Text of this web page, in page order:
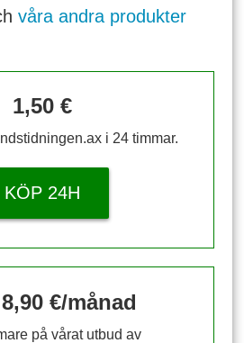
våra andra produkter
1,50 €
i 24 timmar.
KÖP 24H
€/månad
på vårat utbud av